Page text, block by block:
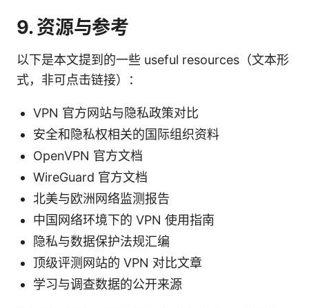
9. 资源与参考
以下是本文提到的一些 useful resources（文本形
式，非可点击链接）：
VPN 官方网站与隐私政策对比
安全和隐私权相关的国际组织资料
OpenVPN 官方文档
WireGuard 官方文档
北美与欧洲网络监测报告
中国网络环境下的 VPN 使用指南
隐私与数据保护法规汇编
顶级评测网站的 VPN 对比文章
学习与调查数据的公开来源